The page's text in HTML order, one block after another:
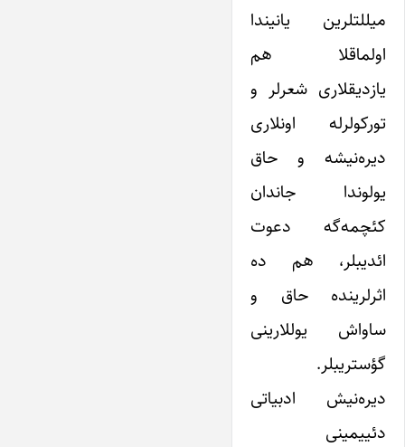
میللتلرین یانیندا
اولماقلا هم
یازدیقلاری شعرلر و
تورکولرله اونلاری
دیره‌نیشه و حاق
یولوندا جاندان
کئچمه‌گه دعوت
ائدیبلر، هم ده
اثرلرینده حاق و
ساواش یوللارینی
گؤستریبلر.
دیره‌نیش ادبیاتی
دئییمینی